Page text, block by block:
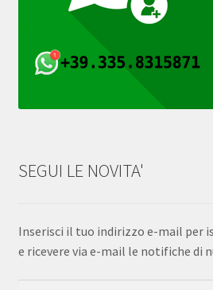
SEGUI LE NOVITA'
Inserisci il tuo indirizzo e-mail per
e ricevere via e-mail le notifiche di